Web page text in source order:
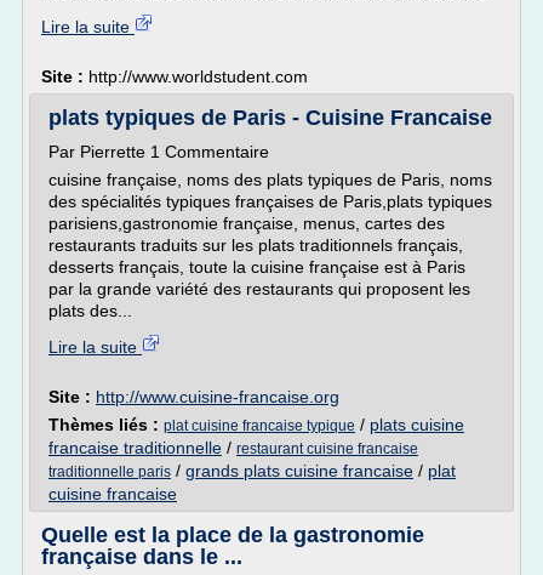
Lire la suite
Site : http://www.worldstudent.com
plats typiques de Paris - Cuisine Francaise
Par Pierrette 1 Commentaire
cuisine française, noms des plats typiques de Paris, noms
des spécialités typiques françaises de Paris,plats typiques
parisiens,gastronomie française, menus, cartes des
restaurants traduits sur les plats traditionnels français,
desserts français, toute la cuisine française est à Paris
par la grande variété des restaurants qui proposent les
plats des...
Lire la suite
Site : http://www.cuisine-francaise.org
Thèmes liés : plat cuisine francaise typique / plats cuisine
francaise traditionnelle / restaurant cuisine francaise
traditionnelle paris / grands plats cuisine francaise / plat
cuisine francaise
Quelle est la place de la gastronomie
française dans le ...